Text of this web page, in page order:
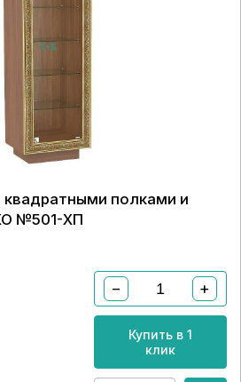
квадратными полками и
№501-ХП
− +
Купить в 1
клик